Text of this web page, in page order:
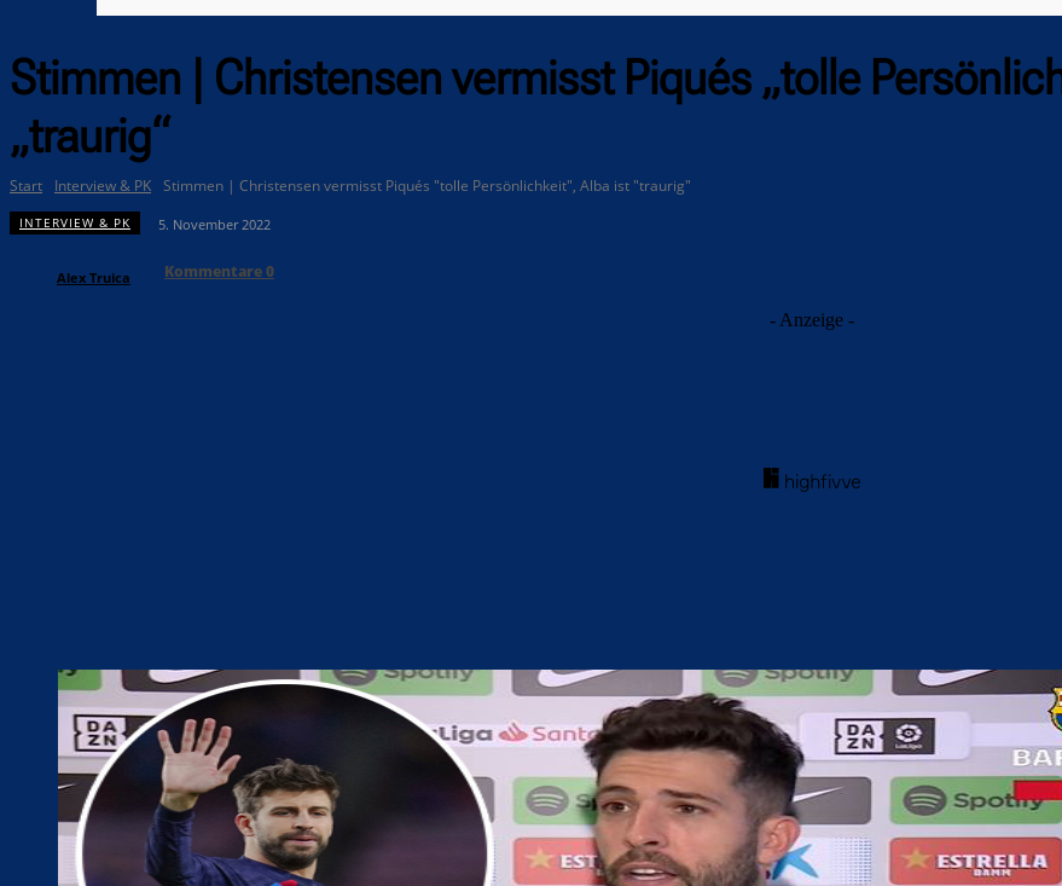
Stimmen | Christensen vermisst Piqués „tolle
„traurig“
Start Interview & PK Stimmen | Christensen vermisst Piqués "tolle Persönlichkeit", Alba ist "traurig"
INTERVIEW & PK 5. November 2022
Alex Truica Kommentare0
- Anzeige -